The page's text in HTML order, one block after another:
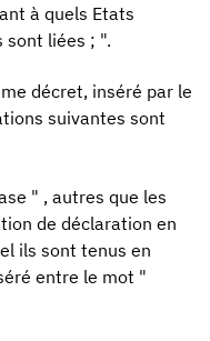
à quels Etats
sont liées ; ".
décret, inséré par le
suivantes sont
" , autres que les
de déclaration en
ils sont tenus en
entre le mot "